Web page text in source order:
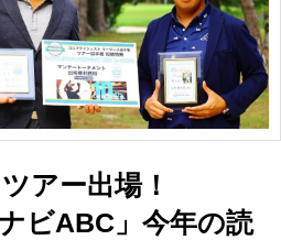
アー出場！
ビABC」今年の読